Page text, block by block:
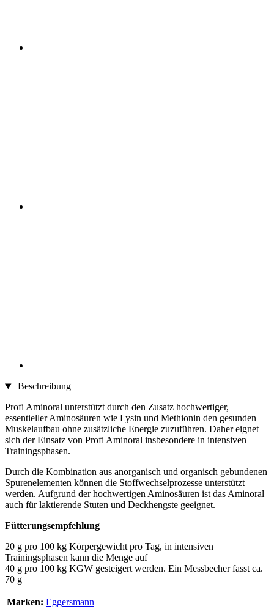
Beschreibung
Profi Aminoral unterstützt durch den Zusatz hochwertiger,
essentieller Aminosäuren wie Lysin und Methionin den gesunden
Muskelaufbau ohne zusätzliche Energie zuzuführen. Daher eignet
sich der Einsatz von Profi Aminoral insbesondere in intensiven
Trainingsphasen.
Durch die Kombination aus anorganisch und organisch gebundenen
Spurenelementen können die Stoffwechselprozesse unterstützt
werden. Aufgrund der hochwertigen Aminosäuren ist das Aminoral
auch für laktierende Stuten und Deckhengste geeignet.
Fütterungsempfehlung
20 g pro 100 kg Körpergewicht pro Tag, in intensiven
Trainingsphasen kann die Menge auf
40 g pro 100 kg KGW gesteigert werden. Ein Messbecher fasst ca.
70 g
Marken: Eggersmann